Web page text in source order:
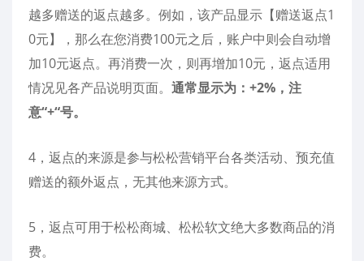
越多赠送的返点越多。例如，该产品显示【赠送返点1
0元】，那么在您消费100元之后，账户中则会自动增
加10元返点。再消费一次，则再增加10元，返点适用
情况见各产品说明页面。 通常显示为：+2%， 注
意“+“号。
4，返点的来源是参与松松营销平台各类活动、预充值
赠送的额外返点，无其他来源方式。
5，返点可用于松松商城、松松软文绝大多数商品的消
费。